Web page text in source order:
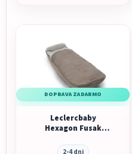
DOPRAVA ZADARMO
Leclercbaby
Hexagon Fusak
2-4 dni